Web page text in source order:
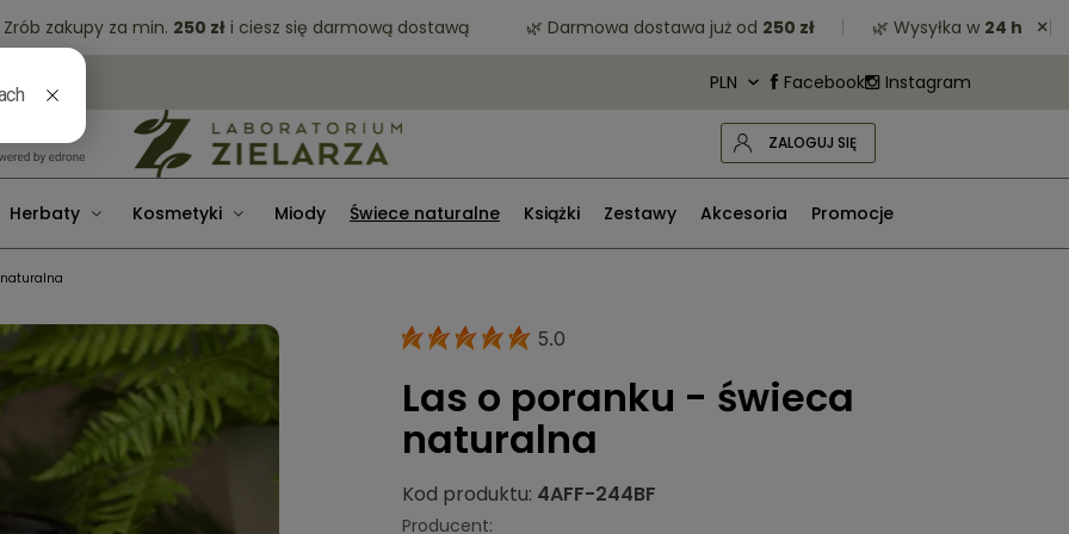
zakupy za min.250 złi ciesz się darmową dostawą 🌿 Darmowa dostawa już od250 zł 🌿 Wysyłka w24 h 🌿
×
Facebook Instagram
ZALOGUJ SIĘ
Herbaty Kosmetyki Miody Świece naturalne Książki Zestawy Akcesoria Promocje
5.0
Kod produktu: 4AFF-244BF
Las o poranku - świeca
naturalna
Producent: